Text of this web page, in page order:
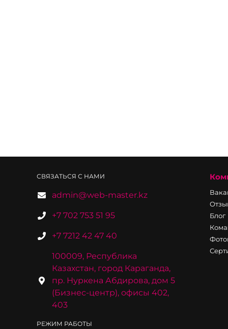
СВЯЗАТЬСЯ С НАМИ
admin@web-master.kz
+7 702 753 51 95
+7 7212 42 47 40
100009, Республика
Казахстан, город Караганда,
пр. Нуркена Абдирова, дом 5
(Бизнес-центр), офисы 402,
403
РЕЖИМ РАБОТЫ
Блог